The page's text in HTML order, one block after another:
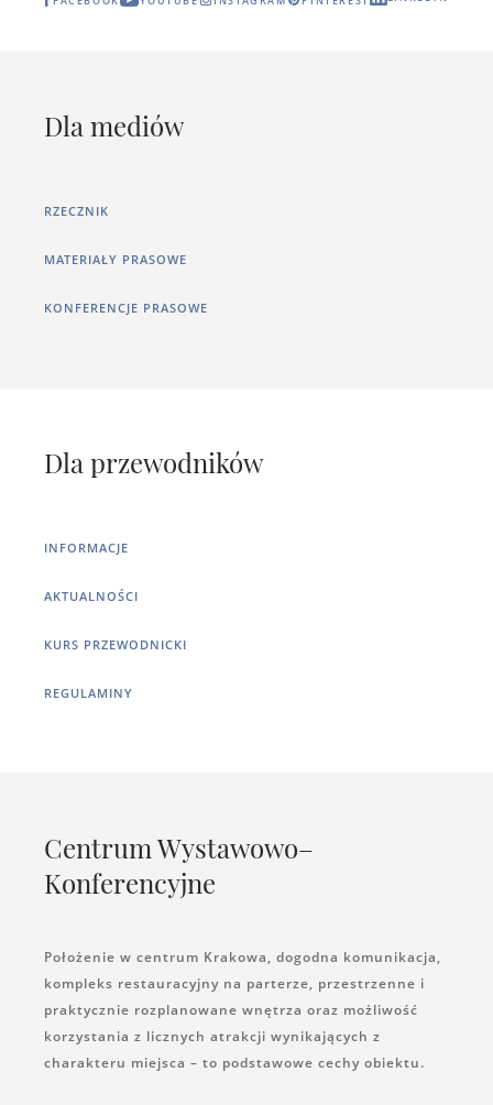
Dla mediów
RZECZNIK
MATERIAŁY PRASOWE
KONFERENCJE PRASOWE
Dla przewodników
INFORMACJE
AKTUALNOŚCI
KURS PRZEWODNICKI
REGULAMINY
Centrum Wystawowo–
Konferencyjne
Położenie w centrum Krakowa, dogodna komunikacja,
kompleks restauracyjny na parterze, przestrzenne i
praktycznie rozplanowane wnętrza oraz możliwość
korzystania z licznych atrakcji wynikających z
charakteru miejsca – to podstawowe cechy obiektu.